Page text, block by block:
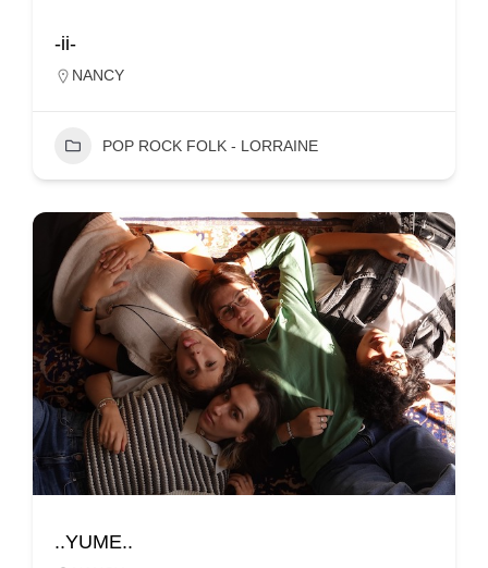
-ii-
NANCY
POP ROCK FOLK - LORRAINE
..YUME..